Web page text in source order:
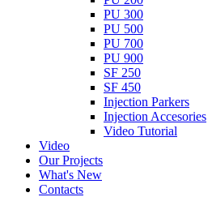
PU 300
PU 500
PU 700
PU 900
SF 250
SF 450
Injection Parkers
Injection Accesories
Video Tutorial
Video
Our Projects
What's New
Contacts